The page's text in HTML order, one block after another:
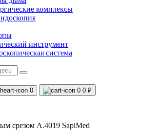
комплексы
инструмент
система
0 0 0 ₽
срезом А.4019 SapiMed